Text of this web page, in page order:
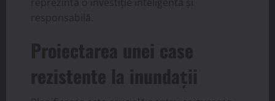
responsabilă.
Proiectarea unei case
rezistente la inundații